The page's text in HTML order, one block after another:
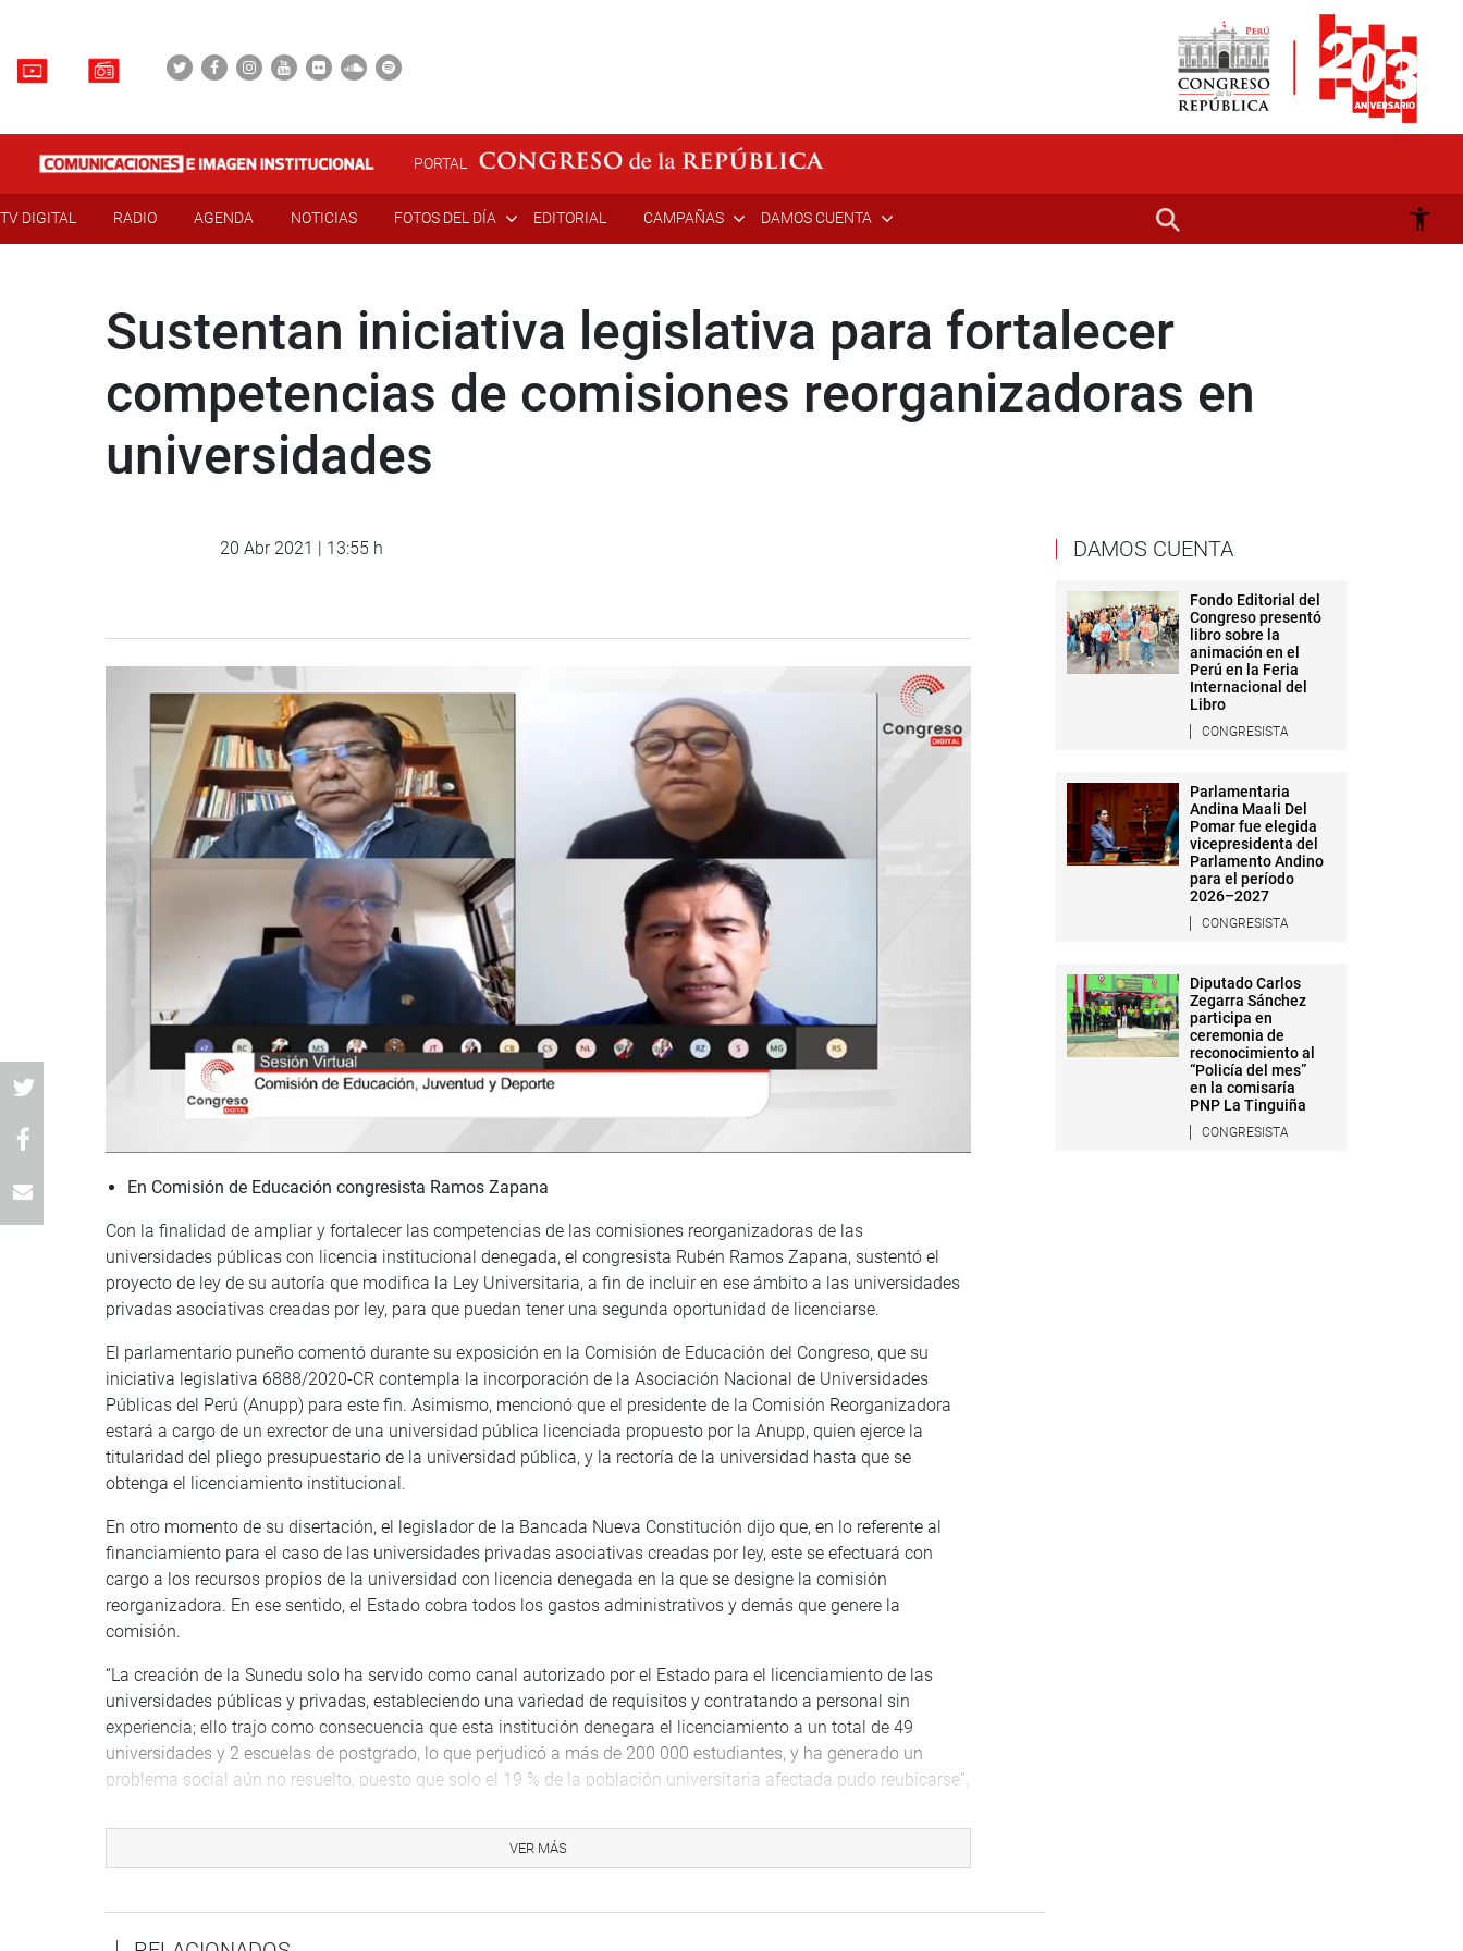
PORTAL
TV DIGITAL RADIO AGENDA NOTICIAS FOTOS DEL DÍA EDITORIAL CAMPAÑAS DAMOS CUENTA
Sustentan iniciativa legislativa para fortalecer
competencias de comisiones reorganizadoras en
universidades
20 Abr 2021 | 13:55 h
En Comisión de Educación congresista Ramos Zapana
Con la finalidad de ampliar y fortalecer las competencias de las comisiones reorganizadoras de las
universidades públicas con licencia institucional denegada, el congresista Rubén Ramos Zapana, sustentó el
proyecto de ley de su autoría que modifica la Ley Universitaria, a fin de incluir en ese ámbito a las universidades
privadas asociativas creadas por ley, para que puedan tener una segunda oportunidad de licenciarse.
El parlamentario puneño comentó durante su exposición en la Comisión de Educación del Congreso, que su
iniciativa legislativa 6888/2020-CR contempla la incorporación de la Asociación Nacional de Universidades
Públicas del Perú (Anupp) para este fin. Asimismo, mencionó que el presidente de la Comisión Reorganizadora
estará a cargo de un exrector de una universidad pública licenciada propuesto por la Anupp, quien ejerce la
titularidad del pliego presupuestario de la universidad pública, y la rectoría de la universidad hasta que se
obtenga el licenciamiento institucional.
En otro momento de su disertación, el legislador de la Bancada Nueva Constitución dijo que, en lo referente al
financiamiento para el caso de las universidades privadas asociativas creadas por ley, este se efectuará con
cargo a los recursos propios de la universidad con licencia denegada en la que se designe la comisión
reorganizadora. En ese sentido, el Estado cobra todos los gastos administrativos y demás que genere la
comisión.
“La creación de la Sunedu solo ha servido como canal autorizado por el Estado para el licenciamiento de las
universidades públicas y privadas, estableciendo una variedad de requisitos y contratando a personal sin
experiencia; ello trajo como consecuencia que esta institución denegara el licenciamiento a un total de 49
universidades y 2 escuelas de postgrado, lo que perjudicó a más de 200 000 estudiantes, y ha generado un
problema social aún no resuelto, puesto que solo el 19 % de la población universitaria afectada pudo reubicarse”,
“Con esta propuesta legislativa contribuiremos a mejorar la calidad universitaria, pues no estamos en contra de
VER MÁS
DAMOS CUENTA
Fondo Editorial del
Congreso presentó
libro sobre la
animación en el
Perú en la Feria
Internacional del
Libro
CONGRESISTA
Parlamentaria
Andina Maali Del
Pomar fue elegida
vicepresidenta del
Parlamento Andino
para el período
2026–2027
CONGRESISTA
Diputado Carlos
Zegarra Sánchez
participa en
ceremonia de
reconocimiento al
“Policía del mes”
en la comisaría
PNP La Tinguiña
CONGRESISTA